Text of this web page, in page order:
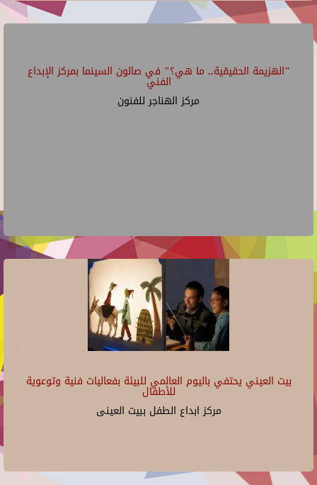
"الهزيمة الحقيقية.. ما هي؟" في صالون السينما بمركز الإبداع
الفني
مركز الهناجر للفنون
بيت العيني يحتفي باليوم العالمي للبيئة بفعاليات فنية وتوعوية
للأطفال
مركز ابداع الطفل ببيت العينى